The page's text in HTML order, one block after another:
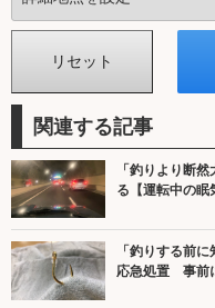
関連する記事
「釣りより断
る【運転中の眠
「釣りする前
応急処置 事前